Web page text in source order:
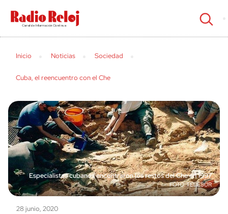
cerrar
Inicio Noticias Sociedad
Cuba, el reencuentro con el Che
Especialistas cubanos encontraron los restos del Che en 1997
TELESUR
28 junio, 2020